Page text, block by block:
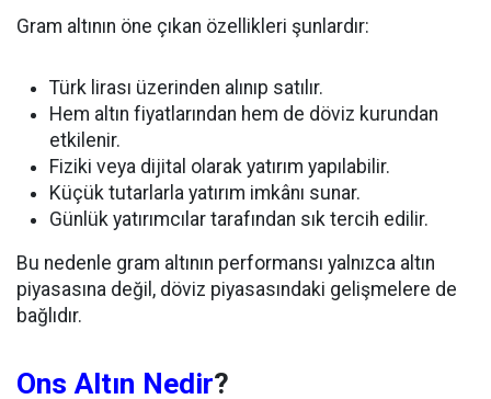
Gram altının öne çıkan özellikleri şunlardır:
Türk lirası üzerinden alınıp satılır.
Hem altın fiyatlarından hem de döviz kurundan
etkilenir.
Fiziki veya dijital olarak yatırım yapılabilir.
Küçük tutarlarla yatırım imkânı sunar.
Günlük yatırımcılar tarafından sık tercih edilir.
Bu nedenle gram altının performansı yalnızca altın
piyasasına değil, döviz piyasasındaki gelişmelere de
bağlıdır.
Ons Altın Nedir?